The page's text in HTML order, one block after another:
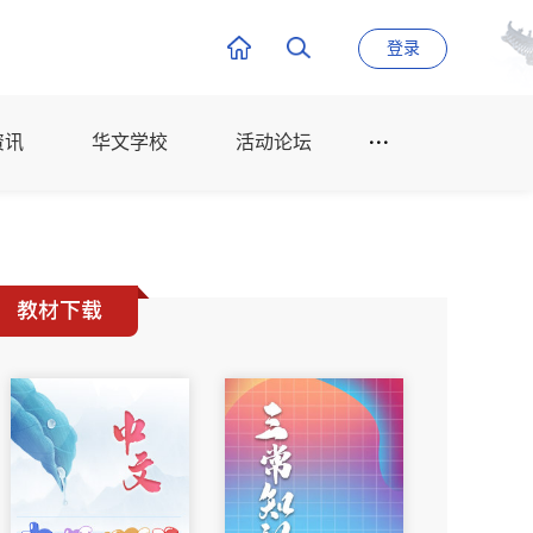
登录
讯 华文学校 活动论坛